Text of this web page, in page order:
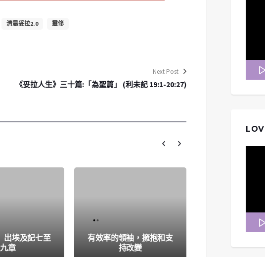
清晨妥拉2.0 靈修
Next Post
《妥拉人生》三十篇:「為聖篇」 (利未記 19:1-20:27)
埃及記七至
九章
有效率的領袖，擁抱和支
持改變
時的幫